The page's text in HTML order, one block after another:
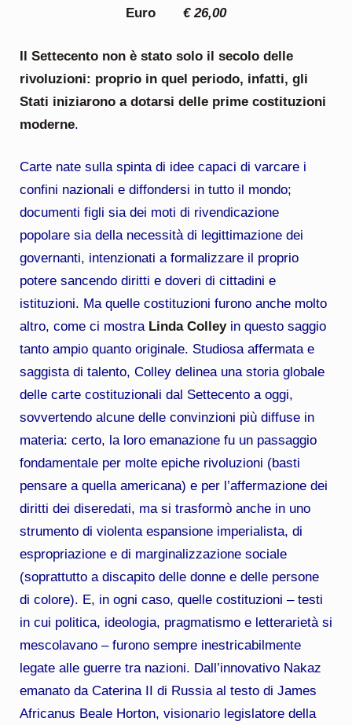
Euro € 26,00
Il Settecento non è stato solo il secolo delle
rivoluzioni: proprio in quel periodo, infatti, gli
Stati iniziarono a dotarsi delle prime costituzioni
moderne.
Carte nate sulla spinta di idee capaci di varcare i
confini nazionali e diffondersi in tutto il mondo;
documenti figli sia dei moti di rivendicazione
popolare sia della necessità di legittimazione dei
governanti, intenzionati a formalizzare il proprio
potere sancendo diritti e doveri di cittadini e
istituzioni. Ma quelle costituzioni furono anche molto
altro, come ci mostra Linda Colleyin questo saggio
tanto ampio quanto originale. Studiosa affermata e
saggista di talento, Colley delinea una storia globale
delle carte costituzionali dal Settecento a oggi,
sovvertendo alcune delle convinzioni più diffuse in
materia: certo, la loro emanazione fu un passaggio
fondamentale per molte epiche rivoluzioni (basti
pensare a quella americana) e per l’affermazione dei
diritti dei diseredati, ma si trasformò anche in uno
strumento di violenta espansione imperialista, di
espropriazione e di marginalizzazione sociale
(soprattutto a discapito delle donne e delle persone
di colore). E, in ogni caso, quelle costituzioni – testi
in cui politica, ideologia, pragmatismo e letterarietà si
mescolavano – furono sempre inestricabilmente
legate alle guerre tra nazioni. Dall’innovativo Nakaz
emanato da Caterina II di Russia al testo di James
Africanus Beale Horton, visionario legislatore della